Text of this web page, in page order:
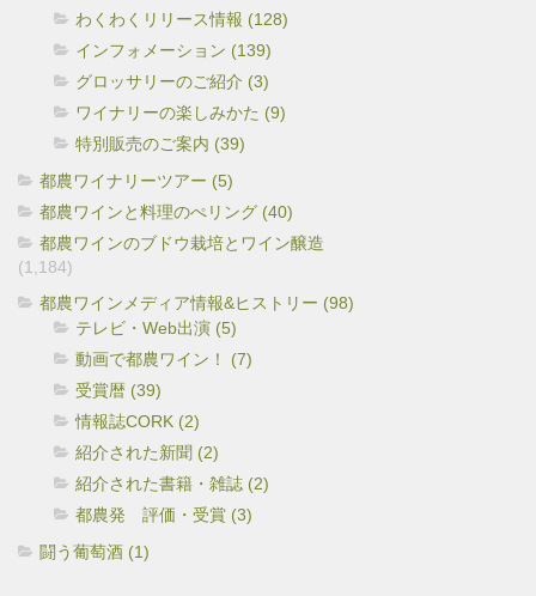
わくわくリリース情報 (128)
インフォメーション (139)
グロッサリーのご紹介 (3)
ワイナリーの楽しみかた (9)
特別販売のご案内 (39)
都農ワイナリーツアー (5)
都農ワインと料理のぺリング (40)
都農ワインのブドウ栽培とワイン醸造
(1,184)
都農ワインメディア情報&ヒストリー (98)
テレビ・Web出演 (5)
動画で都農ワイン！ (7)
受賞暦 (39)
情報誌CORK (2)
紹介された新聞 (2)
紹介された書籍・雑誌 (2)
都農発 評価・受賞 (3)
闘う葡萄酒 (1)